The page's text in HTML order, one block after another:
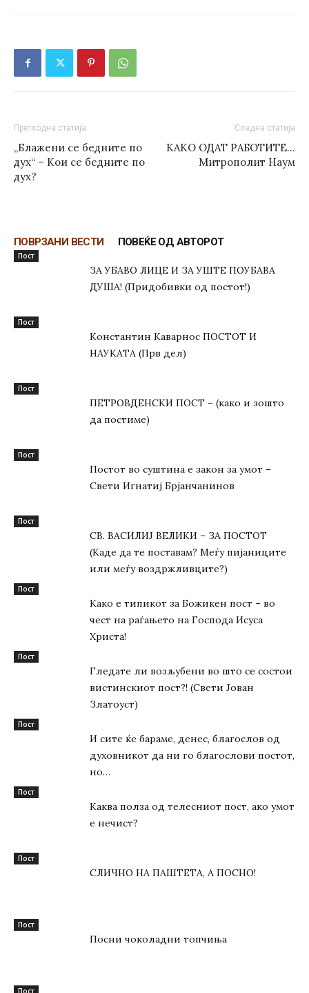
Претходна статија
„Блажени се бедните по
дух“ – Кои се бедните по
дух?
Следна статија
КАКО ОДАТ РАБОТИТЕ…
Митрополит Наум
ПОВРЗАНИ ВЕСТИ ПОВЕЌЕ ОД АВТОРОТ
Пост
ЗА УБАВО ЛИЦЕ И ЗА УШТЕ ПОУБАВА
ДУША! (Придобивки од постот!)
Пост
Константин Каварнос ПОСТОТ И
НАУКАТА (Прв дел)
Пост
ПЕТРОВДЕНСКИ ПОСТ – (како и зошто
да постиме)
Пост
Постот во суштина е закон за умот –
Свети Игнатиј Брјанчанинов
Пост
СВ. ВАСИЛИЈ ВЕЛИКИ – ЗА ПОСТОТ
(Каде да те поставам? Меѓу пијаниците
или меѓу воздржливците?)
Пост
Како е типикот за Божикен пост – во
чест на раѓањето на Господа Исуса
Христа!
Пост
Гледате ли возљубени во што се состои
вистинскиот пост?! (Свети Јован
Златоуст)
Пост
И сите ќе бараме, денес, благослов од
духовникот да ни го благослови постот,
но…
Пост
Каква полза од телесниот пост, ако умот
е нечист?
Пост
СЛИЧНО НА ПАШТЕТА, А ПОСНО!
Пост
Посни чоколадни топчиња